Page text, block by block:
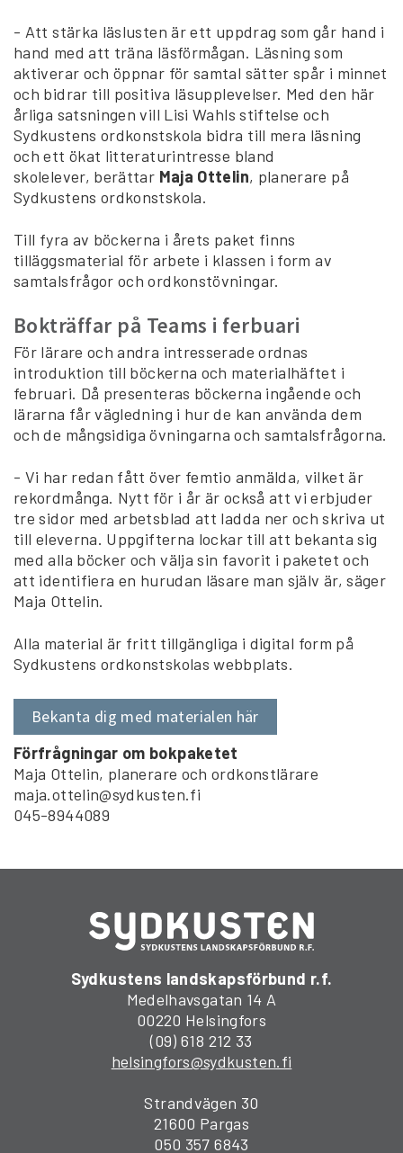
- Att stärka läslusten är ett uppdrag som går hand i
hand med att träna läsförmågan. Läsning som
aktiverar och öppnar för samtal sätter spår i minnet
och bidrar till positiva läsupplevelser. Med den här
årliga satsningen vill Lisi Wahls stiftelse och
Sydkustens ordkonstskola bidra till mera läsning
och ett ökat litteraturintresse bland
skolelever, berättar Maja Ottelin, planerare på
Sydkustens ordkonstskola.
Till fyra av böckerna i årets paket finns
tilläggsmaterial för arbete i klassen i form av
samtalsfrågor och ordkonstövningar.
Bokträffar på Teams i ferbuari
För lärare och andra intresserade ordnas
introduktion till böckerna och materialhäftet i
februari. Då presenteras böckerna ingående och
lärarna får vägledning i hur de kan använda dem
och de mångsidiga övningarna och samtalsfrågorna.
- Vi har redan fått över femtio anmälda, vilket är
rekordmånga. Nytt för i år är också att vi erbjuder
tre sidor med arbetsblad att ladda ner och skriva ut
till eleverna. Uppgifterna lockar till att bekanta sig
med alla böcker och välja sin favorit i paketet och
att identifiera en hurudan läsare man själv är, säger
Maja Ottelin.
Alla material är fritt tillgängliga i digital form på
Sydkustens ordkonstskolas webbplats.
Bekanta dig med materialen här
Förfrågningar om bokpaketet
Maja Ottelin, planerare och ordkonstlärare
maja.ottelin@sydkusten.fi
045-8944089
Sydkustens landskapsförbund r.f.
Medelhavsgatan 14 A
00220 Helsingfors
(09) 618 212 33
helsingfors@sydkusten.fi
Strandvägen 30
21600 Pargas
050 357 6843